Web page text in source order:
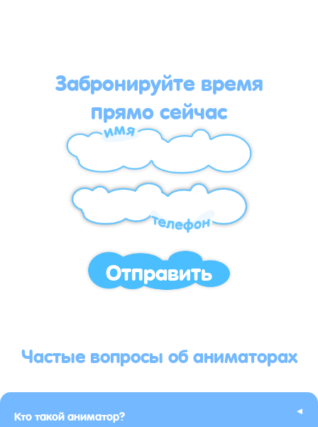
Забронируйте время
прямо сейчас
Отправить
Частые вопросы об аниматорах
Кто такой аниматор? ▸